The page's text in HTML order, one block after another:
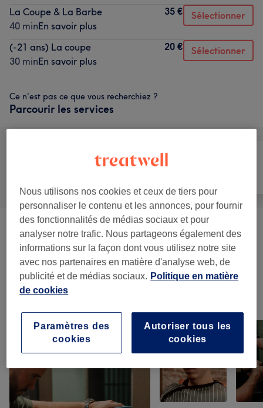
La Coupe & La Barbe
40 minEn savoir plus
35 € Sélectionner
(-21 ans) La coupe
30 minEn savoir plus
20 € Sélectionner
Ce n'est pas ce que vous recherchiez ?
Parcourir les services
Homme - Coupe Et Barbe ( 6) à partir de 15 €
Coupe - Enfants Et Étudiants (2) à partir de 20 €
Appuyez sur l'image pour voir plus de détails
Nous utilisons nos cookies et ceux de tiers pour
personnaliser le contenu et les annonces, pour fournir
des fonctionnalités de médias sociaux et pour
analyser notre trafic. Nous partageons également des
informations sur la façon dont vous utilisez notre site
avec nos partenaires en matière d'analyse web, de
publicité et de médias sociaux. Politique en matière
de cookies
Autoriser tous les
cookies
Paramètres des
cookies